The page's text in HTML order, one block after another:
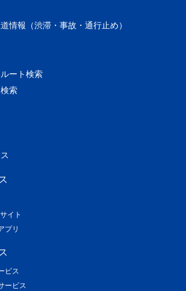
情報（渋滞・事故・通行止め）
ート検索
索
イト
プリ
ビス
ービス